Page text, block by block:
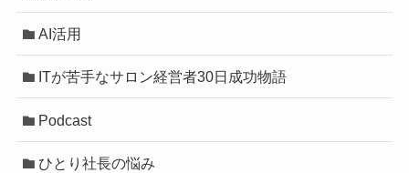
AI活用
ITが苦手なサロン経営者30日成功物語
Podcast
ひとり社長の悩み